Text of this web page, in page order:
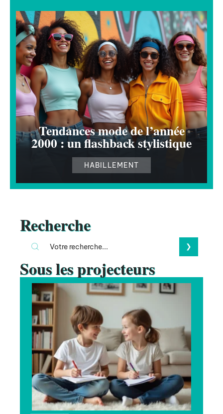
Tendances mode de l’année
2000 : un flashback stylistique
HABILLEMENT
Recherche
Sous les projecteurs